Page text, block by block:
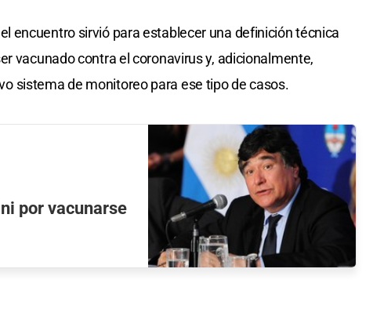
encuentro sirvió para establecer una definición técnica
vacunado contra el coronavirus y, adicionalmente,
sistema de monitoreo para ese tipo de casos.
por vacunarse